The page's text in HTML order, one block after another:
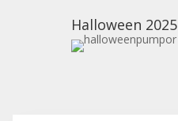
Halloween 2025